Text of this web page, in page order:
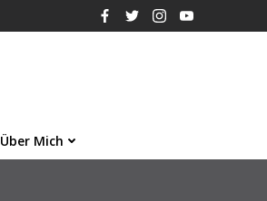
Über Mich